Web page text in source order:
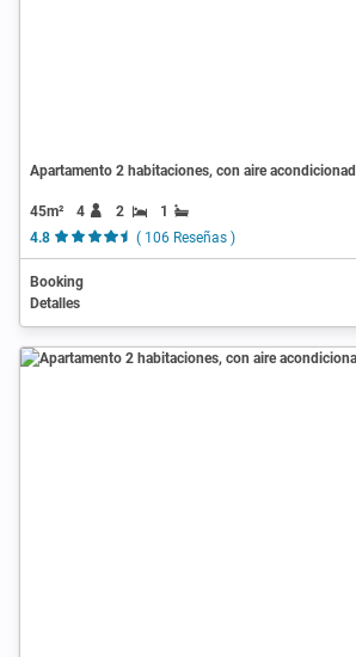
Apartamento 2 habitaciones, con aire
45m² 4 2
1
4.8
( 106 Reseñas )
Booking
Detalles